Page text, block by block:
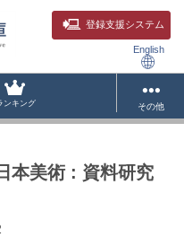
登録支援システム
English
ンキング その他
本美術 : 資料研究